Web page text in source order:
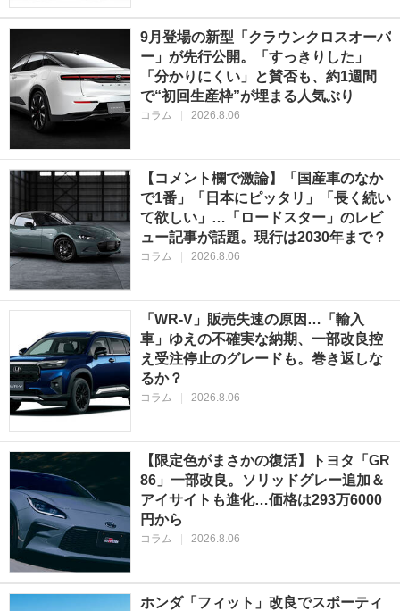
9月登場の新型「クラウンクロスオーバ
ー」が先行公開。「すっきりした」
「分かりにくい」と賛否も、約1週間
で“初回生産枠”が埋まる人気ぶり
コラム 2026.8.06
【コメント欄で激論】「国産車のなか
で1番」「日本にピッタリ」「長く続い
て欲しい」…「ロードスター」のレビ
ュー記事が話題。現行は2030年まで？
コラム 2026.8.06
「WR-V」販売失速の原因…「輸入
車」ゆえの不確実な納期、一部改良控
え受注停止のグレードも。巻き返しな
るか？
コラム 2026.8.06
【限定色がまさかの復活】トヨタ「GR
86」一部改良。ソリッドグレー追加＆
アイサイトも進化…価格は293万6000
円から
コラム 2026.8.06
ホンダ「フィット」改良でスポーティ